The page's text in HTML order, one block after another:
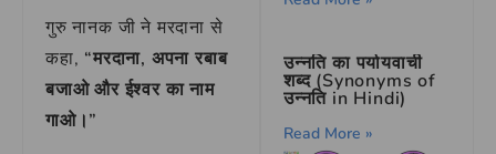
गुरु नानक जी ने मरदाना से
कहा, “मरदाना, अपना रबाब
बजाओ और ईश्वर का नाम
गाओ।”
उन्नति का पर्यायवाची
शब्द (Synonyms of
उन्नति in Hindi)
Read More »